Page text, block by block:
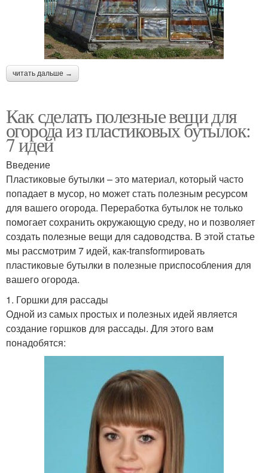
читать дальше →
Как сделать полезные вещи для
огорода из пластиковых бутылок:
7 идей
Введение
Пластиковые бутылки – это материал, который часто
попадает в мусор, но может стать полезным ресурсом
для вашего огорода. Переработка бутылок не только
помогает сохранить окружающую среду, но и позволяет
создать полезные вещи для садоводства. В этой статье
мы рассмотрим 7 идей, как-transformировать
пластиковые бутылки в полезные приспособления для
вашего огорода.
1. Горшки для рассады
Одной из самых простых и полезных идей является
создание горшков для рассады. Для этого вам
понадобятся: